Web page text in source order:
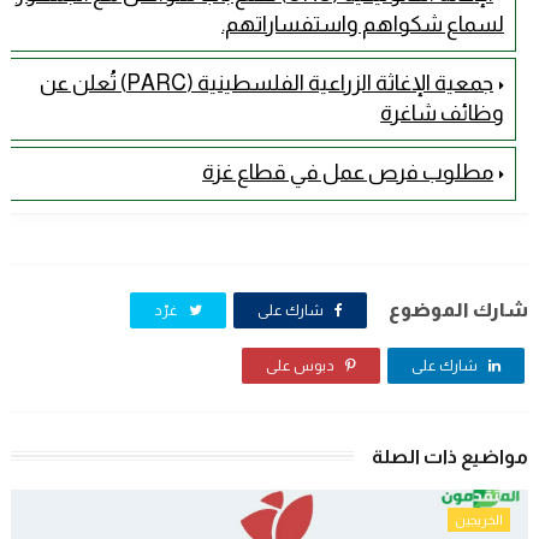
لسماع شكواهم واستفساراتهم.
جمعية الإغاثة الزراعية الفلسطينية (PARC) تُعلن عن
وظائف شاغرة
مطلوب فرص عمل في قطاع غزة
شارك الموضوع شارك على غرّد
شارك على دبوس على
مواضيع ذات الصلة
الخريجين